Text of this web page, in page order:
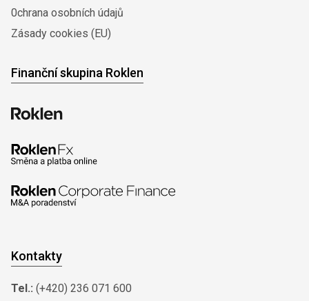
0chrana osobních údajů
Zásady cookies (EU)
Finanční skupina Roklen
Kontakty
Tel.: (+420) 236 071 600